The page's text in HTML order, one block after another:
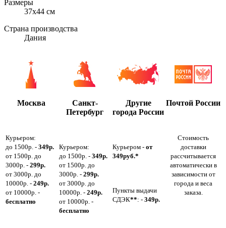
Размеры
37x44 см
Страна производства
Дания
Москва
Курьером:
до 1500р. - 349р.
от 1500р. до
3000р. - 299р.
от 3000р. до
10000р. - 249р.
от 10000р. -
бесплатно
Санкт-
Петербург
Курьером:
до 1500р. - 349р.
от 1500р. до
3000р. - 299р.
от 3000р. до
10000р. - 249р.
от 10000р. -
бесплатно
Другие
города России
Курьером - от
349руб.*
Пункты выдачи
СДЭК**: - 349р.
Почтой России
Стоимость
доставки
рассчитывается
автоматически в
зависимости от
города и веса
заказа.